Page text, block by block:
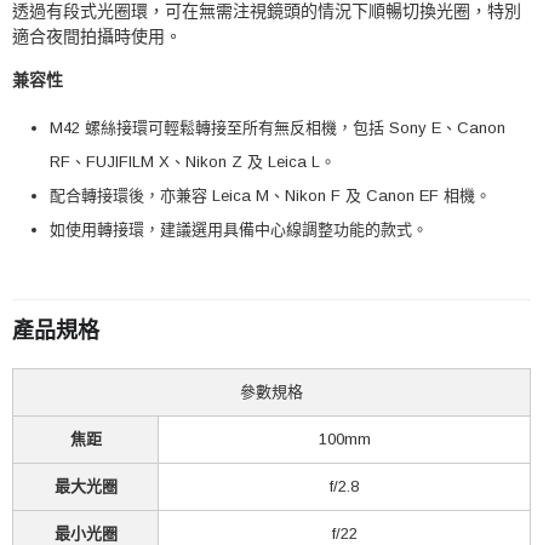
透過有段式光圈環，可在無需注視鏡頭的情況下順暢切換光圈，特別
適合夜間拍攝時使用。
兼容性
M42 螺絲接環可輕鬆轉接至所有無反相機，包括 Sony E、Canon
RF、FUJIFILM X、Nikon Z 及 Leica L。
配合轉接環後，亦兼容 Leica M、Nikon F 及 Canon EF 相機。
如使用轉接環，建議選用具備中心線調整功能的款式。
產品規格
參數規格
焦距 100mm
最大光圈 f/2.8
最小光圈 f/22